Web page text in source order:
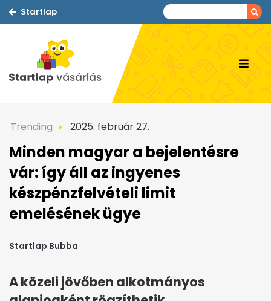
Startlap
Trending 2025. február 27.
Minden magyar a bejelentésre
vár: így áll az ingyenes
készpénzfelvételi limit
emelésének ügye
Startlap Bubba
A közeli jövőben alkotmányos